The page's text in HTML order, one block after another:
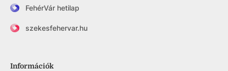
FehérVár hetilap
szekesfehervar.hu
Információk